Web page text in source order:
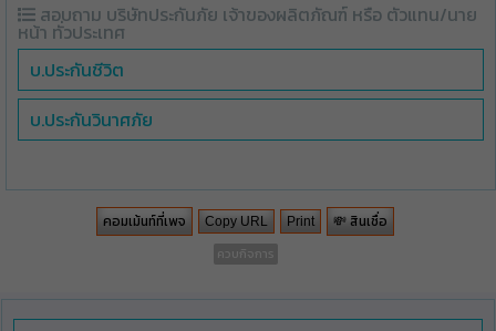
สอบถาม บริษัทประกันภัย เจ้าของผลิตภัณฑ์ หรือ ตัวแทน/นาย
หน้า ทั่วประเทศ
บ.ประกันชีวิต
บ.ประกันวินาศภัย
คอมเม้นท์ที่เพจ Copy URL Print 💸 สินเชื่อ
ควบกิจการ